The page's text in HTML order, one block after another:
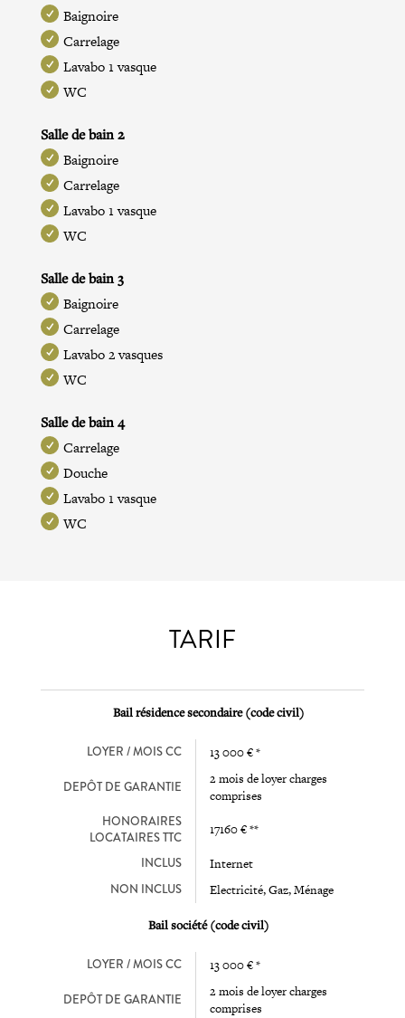
Baignoire
Carrelage
Lavabo 1 vasque
WC
Salle de bain 2
Baignoire
Carrelage
Lavabo 1 vasque
WC
Salle de bain 3
Baignoire
Carrelage
Lavabo 2 vasques
WC
Salle de bain 4
Carrelage
Douche
Lavabo 1 vasque
WC
TARIF
Bail résidence secondaire (code civil)
LOYER / MOIS CC 13 000 € *
DEPÔT DE GARANTIE
2 mois de loyer charges
comprises
HONORAIRES
LOCATAIRES TTC
17160 € **
INCLUS Internet
NON INCLUS Electricité, Gaz, Ménage
Bail société (code civil)
LOYER / MOIS CC 13 000 € *
DEPÔT DE GARANTIE
2 mois de loyer charges
comprises